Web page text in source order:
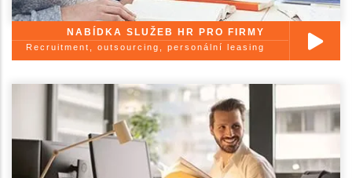
NABÍDKA SLUŽEB HR PRO FIRMY
Recruitment, outsourcing, personální leasing